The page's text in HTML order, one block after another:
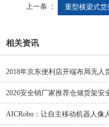
上一条 ： 重型横梁式货
相关资讯
2018年京东便利店开端布局无人
2026安全销厂家推荐仓储货架安
AICRobo：让自主移动机器人像